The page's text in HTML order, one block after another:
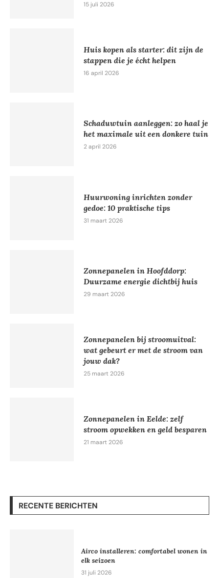
15 juli 2026
Huis kopen als starter: dit zijn de
stappen die je écht helpen
16 april 2026
Schaduwtuin aanleggen: zo haal je
het maximale uit een donkere tuin
2 april 2026
Huurwoning inrichten zonder
gedoe: 10 praktische tips
31 maart 2026
Zonnepanelen in Hoofddorp:
Duurzame energie dichtbij huis
29 maart 2026
Zonnepanelen bij stroomuitval:
wat gebeurt er met de stroom van
jouw dak?
25 maart 2026
Zonnepanelen in Eelde: zelf
stroom opwekken en geld besparen
21 maart 2026
RECENTE BERICHTEN
Airco installeren: comfortabel wonen in
elk seizoen
31 juli 2026